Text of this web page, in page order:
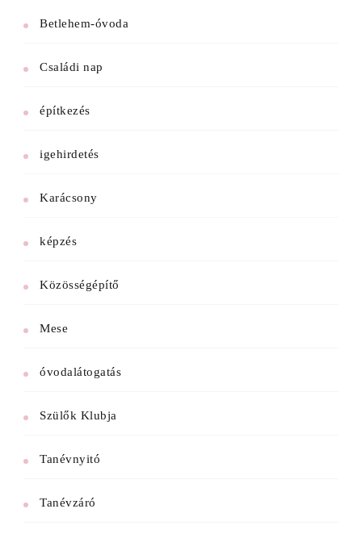
Betlehem-óvoda
Családi nap
építkezés
igehirdetés
Karácsony
képzés
Közösségépítő
Mese
óvodalátogatás
Szülők Klubja
Tanévnyitó
Tanévzáró